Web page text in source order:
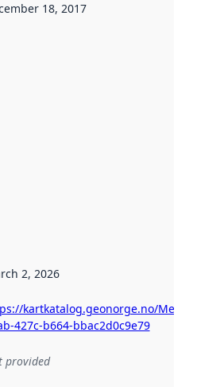
18, 2017
2, 2026
kartkatalog.geonorge.no/
427c-b664-bbac2d0c9e79
provided